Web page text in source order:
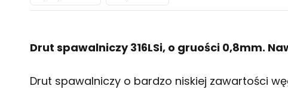
Drut spawalniczy 316LSi, o gruości 0,8mm.
Drut spawalniczy o bardzo niskiej zawartości